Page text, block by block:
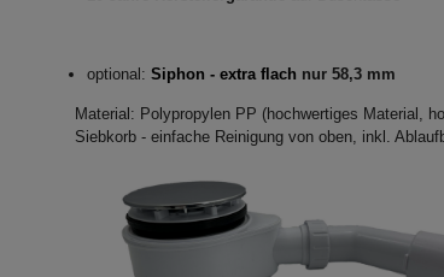
optional: Siphon - extra flach nur 58,3 mm
Material: Polypropylen PP (hochwertiges Material,
Siebkorb - einfache Reinigung von oben, inkl.